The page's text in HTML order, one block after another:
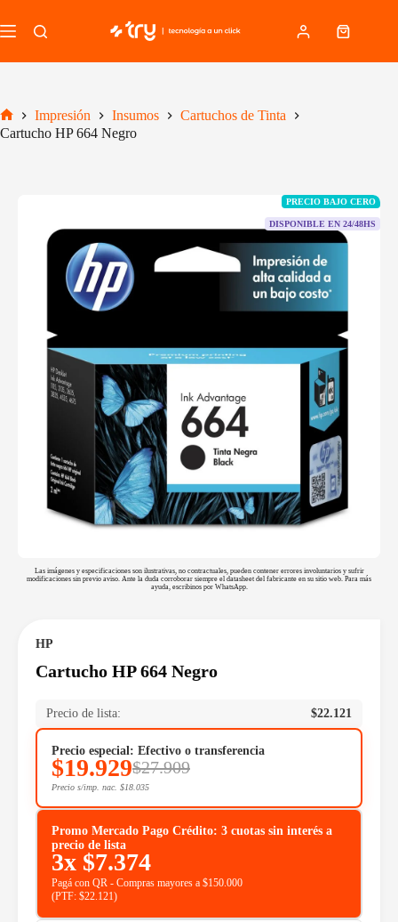
al
contenido
Carro
Inicio
Impresión Insumos
Cartuchos de Tinta
Cartucho HP 664 Negro
PRECIO BAJO CERO
DISPONIBLE EN 24/48HS
Las imágenes y especificaciones son ilustrativas, no contractuales, pueden contener errores involuntarios y sufrir
modificaciones sin previo aviso. Ante la duda corroborar siempre el datasheet del fabricante en su sitio web. Para más
ayuda, escribinos por WhatsApp.
HP
Cartucho HP 664 Negro
Precio de lista: $22.121
Precio especial: Efectivo o transferencia
$19.929$27.909
Precio s/imp. nac. $18.035
Promo Mercado Pago Crédito: 3 cuotas sin interés a
precio de lista
3x $7.374
Pagá con QR - Compras mayores a $150.000
(PTF: $22.121)